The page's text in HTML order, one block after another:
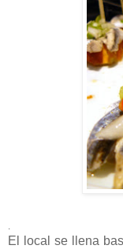
.
El local se llena